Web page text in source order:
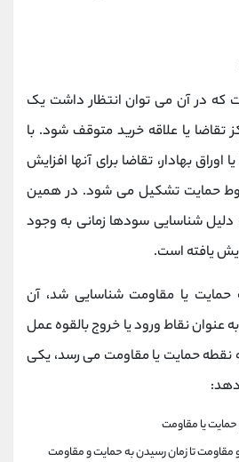
در آن می توان انتظار داشت یک
تقاضا یا علاقه خرید متوقف شود. با
بهادار، تقاضا برای آنها افزایش
حمایت تشکیل می شود. در همین
شناسایی سودها زمانی به وجود
یافته است.
یا مقاومت شناسایی شد، آن
نقاط ورود یا خروج بالقوه عمل
نقطه حمایت یا مقاومت می رسد، یکی
دهد:
یا مقاومت
تا زمان رسیدن به حمایت و مقاومت